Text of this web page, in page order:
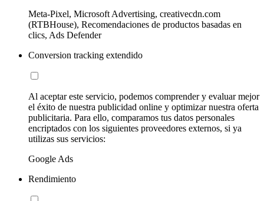
Meta-Pixel, Microsoft Advertising, creativecdn.com
(RTBHouse), Recomendaciones de productos basadas en
clics, Ads Defender
Conversion tracking extendido
Al aceptar este servicio, podemos comprender y evaluar mejor
el éxito de nuestra publicidad online y optimizar nuestra oferta
publicitaria. Para ello, comparamos tus datos personales
encriptados con los siguientes proveedores externos, si ya
utilizas sus servicios:
Google Ads
Rendimiento